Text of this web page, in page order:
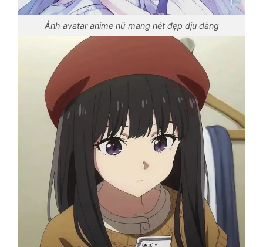
Ảnh avatar anime nữ mang nét đẹp dịu dàng